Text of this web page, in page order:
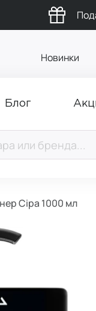
Новинки
Блог
Cipa 1000 мл